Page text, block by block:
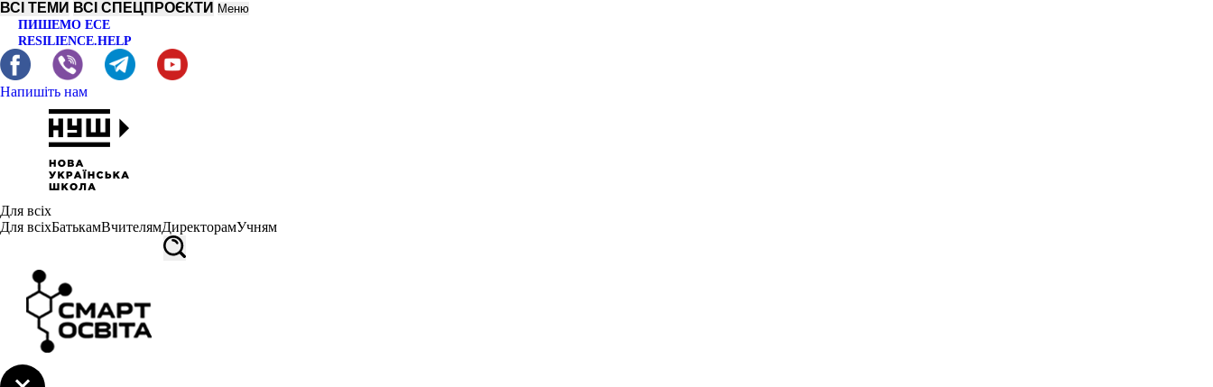
ВСІ ТЕМИ ВСІ СПЕЦПРОЄКТИ Меню
ПИШЕМО ЕСЕ
RESILIENCE.HELP
Напишіть нам
Для всіх
Для всіхБатькамВчителямДиректорамУчням